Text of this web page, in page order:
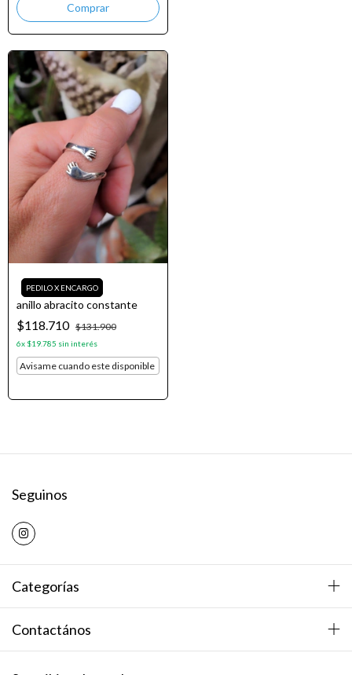
Comprar
anillo abracito constante
$118.710 $131.900
6x $19.785 sin interés
Avisame cuando este disponible
Seguinos
Categorías
Contactános